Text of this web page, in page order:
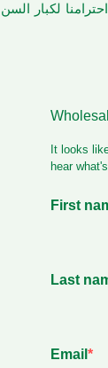
لكبار